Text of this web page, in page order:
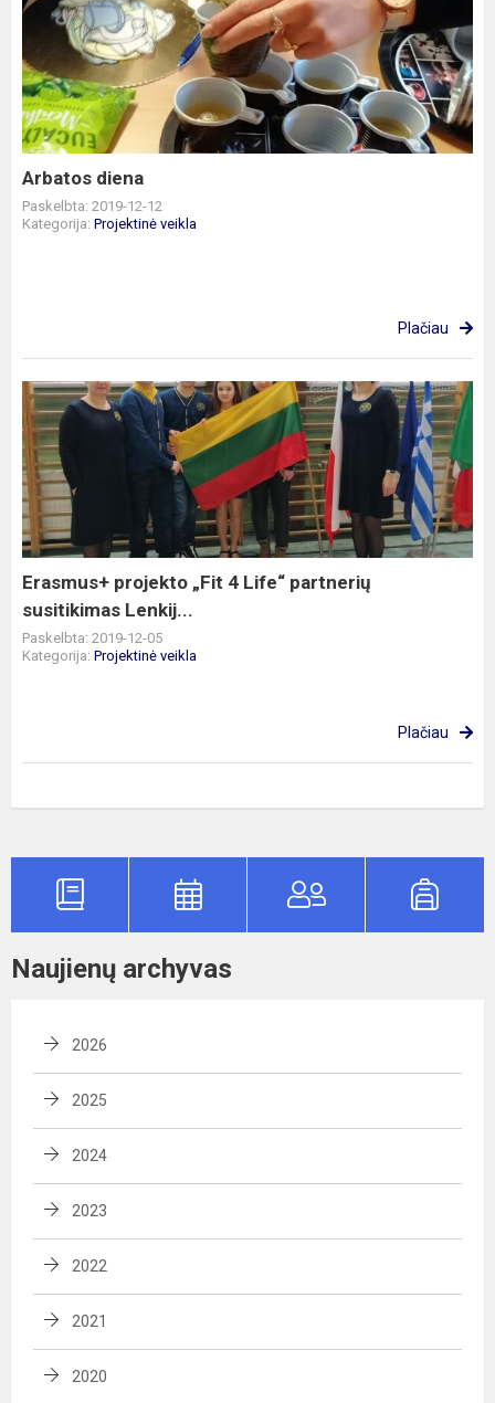
diena
Arbatos diena
Paskelbta: 2019-12-12
Kategorija: Projektinė veikla
Plačiau
Erasmus+
projekto
„Fit
4
Life“
partnerių
susitikimas
Lenkij...
Erasmus+ projekto „Fit 4 Life“ partnerių
susitikimas Lenkij...
Paskelbta: 2019-12-05
Kategorija: Projektinė veikla
Plačiau
Naujienų archyvas
2026
2025
2024
2023
2022
2021
2020